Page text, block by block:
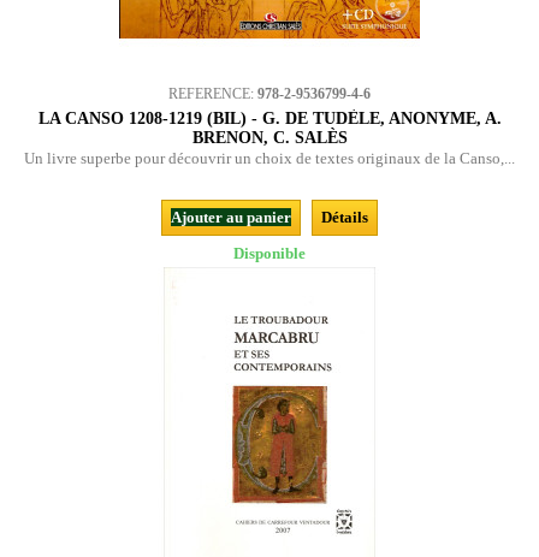
REFERENCE: 978-2-9536799-4-6
LA CANSO 1208-1219 (BIL) - G. DE TUDÈLE, ANONYME, A.
BRENON, C. SALÈS
Un livre superbe pour découvrir un choix de textes originaux de la Canso,...
Ajouter au panier
Détails
Disponible